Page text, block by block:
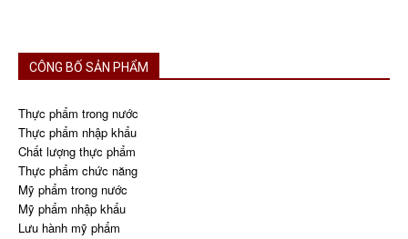
CÔNG BỐ SẢN PHẨM
Thực phẩm trong nước
Thực phẩm nhập khẩu
Chất lượng thực phẩm
Thực phẩm chức năng
Mỹ phẩm trong nước
Mỹ phẩm nhập khẩu
Lưu hành mỹ phẩm